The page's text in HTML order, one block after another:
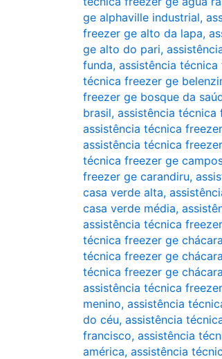
ge alphaville industrial,
freezer ge alto da lapa,
ge alto do pari,
funda, assistência
técnica freezer ge
freezer ge bosque da
brasil, assistência
assistência técnica
assistência técnica
técnica freezer ge
freezer ge carandiru,
casa verde alta,
casa verde média,
assistência técnica
técnica freezer ge
técnica freezer ge
técnica freezer ge
assistência técnica
menino, assistência
do céu, assistência
francisco, assistência
américa, assistência